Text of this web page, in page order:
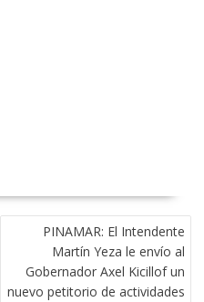
PINAMAR: El Intendente
Martín Yeza le envío al
Gobernador Axel Kicillof un
nuevo petitorio de actividades